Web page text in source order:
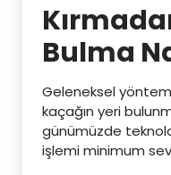
Bulma
Geleneksel
kaçağın yeri
günümüzde
işlemi minimum